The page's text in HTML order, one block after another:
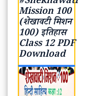
2025
#Shekhawati